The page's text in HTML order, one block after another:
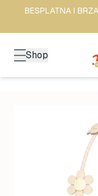
BESPLATNA I
Shop